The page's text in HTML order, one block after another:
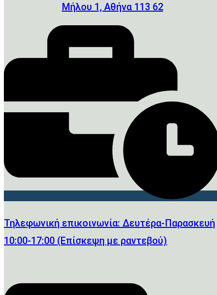
Μήλου 1, Αθήνα 113 62
Τηλεφωνική επικοινωνία: Δευτέρα-Παρασκευή
10:00-17:00 (Επίσκεψη με ραντεβού)